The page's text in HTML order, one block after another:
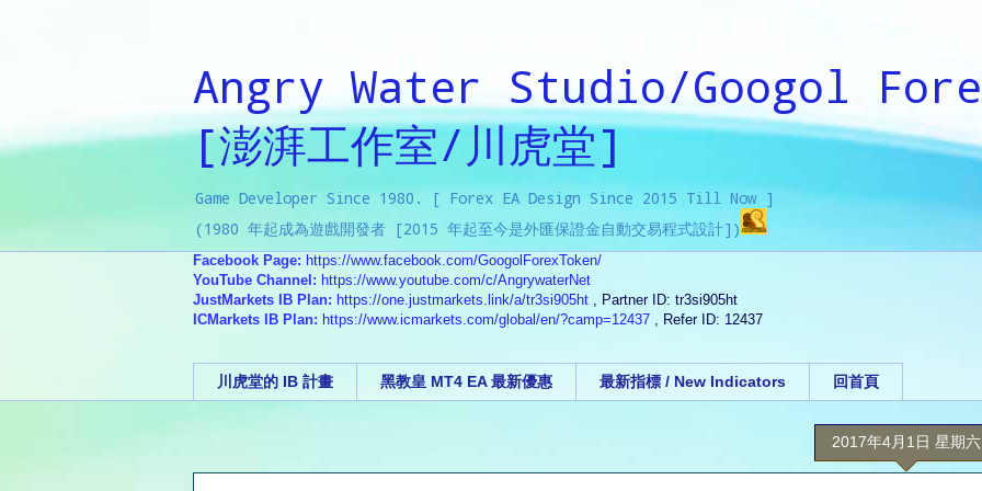
Angry Water Studio/Googol
[澎湃工作室/川虎堂]
Game Developer Since 1980. [ Forex EA Design Since 2015 Till Now ]
(1980 年起成為遊戲開發者 [2015 年起至今是外匯保證金自動交易程式設計])
Facebook Page: https://www.facebook.com/GoogolForexToken/
YouTube Channel: https://www.youtube.com/c/AngrywaterNet
JustMarkets IB Plan: https://one.justmarkets.link/a/tr3si905ht , Partner ID: tr3si905ht
ICMarkets IB Plan: https://www.icmarkets.com/global/en/?camp=12437 , Refer ID: 12437
川虎堂的 IB 計畫 黑教皇 MT4 EA 最新優惠 最新指標 / New Indicators 回首頁
2017年4月1日 星期六